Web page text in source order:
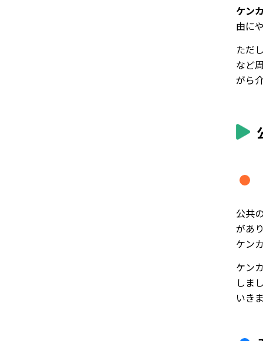
ケン
由に
ただ
など
がら
公共
があ
ケン
ケン
しま
いき